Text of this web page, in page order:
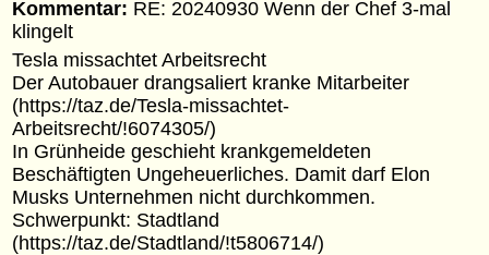
Kommentar: RE: 20240930 Wenn der Chef 3-mal
klingelt
Tesla missachtet Arbeitsrecht
Der Autobauer drangsaliert kranke Mitarbeiter
(https://taz.de/Tesla-missachtet-
Arbeitsrecht/!6074305/)
In Grünheide geschieht krankgemeldeten
Beschäftigten Ungeheuerliches. Damit darf Elon
Musks Unternehmen nicht durchkommen.
Schwerpunkt: Stadtland
(https://taz.de/Stadtland/!t5806714/)